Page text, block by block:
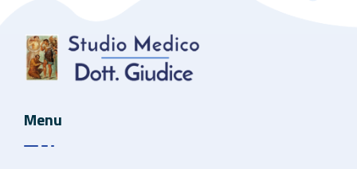
Menu